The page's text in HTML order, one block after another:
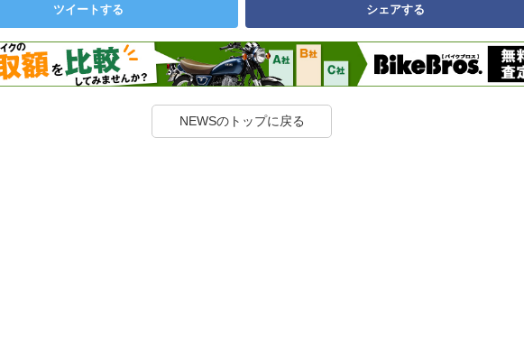
ツイートする シェアする
NEWSのトップに戻る